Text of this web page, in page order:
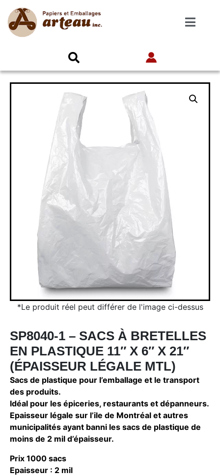
*Le produit réel peut différer de l'image ci-dessus
SP8040-1 – SACS À BRETELLES
EN PLASTIQUE 11″ X 6″ X 21″
(ÉPAISSEUR LÉGALE MTL)
Sacs de plastique pour l’emballage et le transport
des produits.
Idéal pour les épiceries, restaurants et dépanneurs.
Epaisseur légale sur l’ile de Montréal et autres
municipalités ayant banni les sacs de plastique de
moins de 2 mil d’épaisseur.
Prix 1000 sacs
Epaisseur : 2 mil